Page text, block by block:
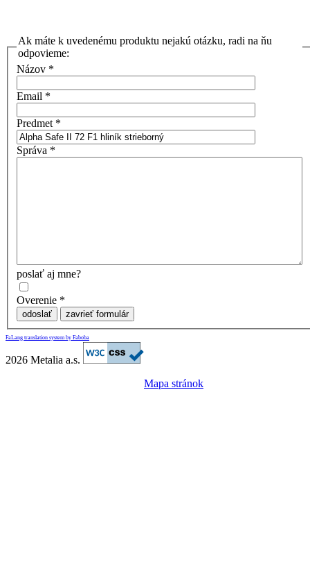
Ak máte k uvedenému produktu nejakú otázku, radi na ňu
odpovieme:
Názov *
Email *
Predmet *
Správa *
poslať aj mne?
Overenie *
odoslať zavrieť formulár
FaLang translation system by Faboba
2026 Metalia a.s.
Mapa stránok